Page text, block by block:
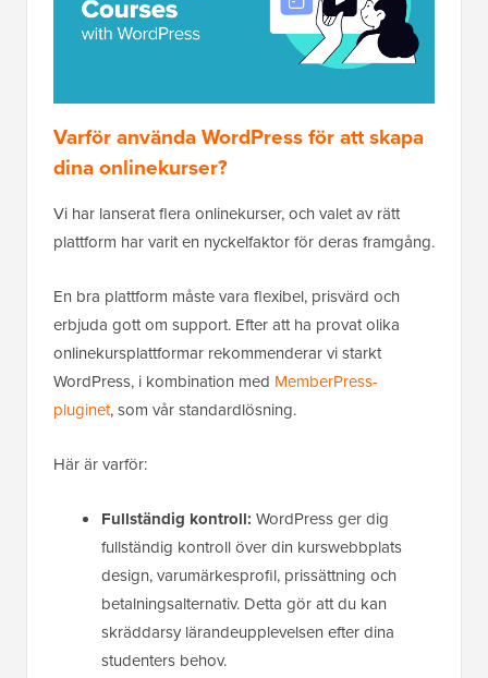
Varför använda WordPress för att skapa
dina onlinekurser?
Vi har lanserat flera onlinekurser, och valet av rätt
plattform har varit en nyckelfaktor för deras framgång.
En bra plattform måste vara flexibel, prisvärd och
erbjuda gott om support. Efter att ha provat olika
onlinekursplattformar rekommenderar vi starkt
WordPress, i kombination med MemberPress-
pluginet, som vår standardlösning.
Här är varför:
Fullständig kontroll: WordPress ger dig
fullständig kontroll över din kurswebbplats
design, varumärkesprofil, prissättning och
betalningsalternativ. Detta gör att du kan
skräddarsy lärandeupplevelsen efter dina
studenters behov.